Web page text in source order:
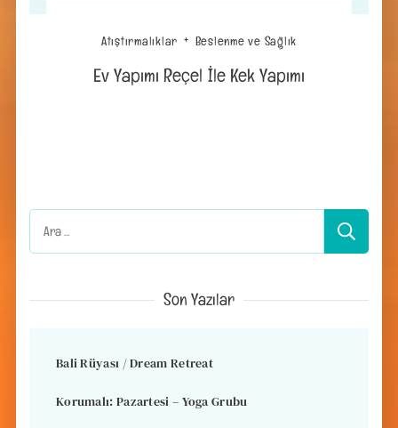
Atıştırmalıklar Beslenme ve Sağlık
Ev Yapımı Reçel İle Kek Yapımı
Arama:
Son Yazılar
Bali Rüyası / Dream Retreat
Korumalı: Pazartesi – Yoga Grubu